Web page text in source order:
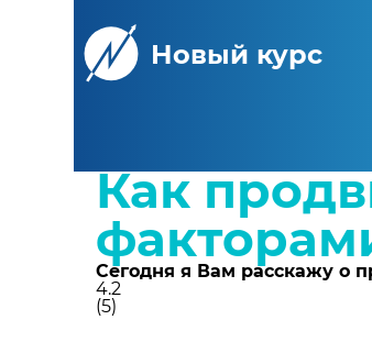
Новый курс
Как
Сегодня я Вам расскажу о
4.2
(5)